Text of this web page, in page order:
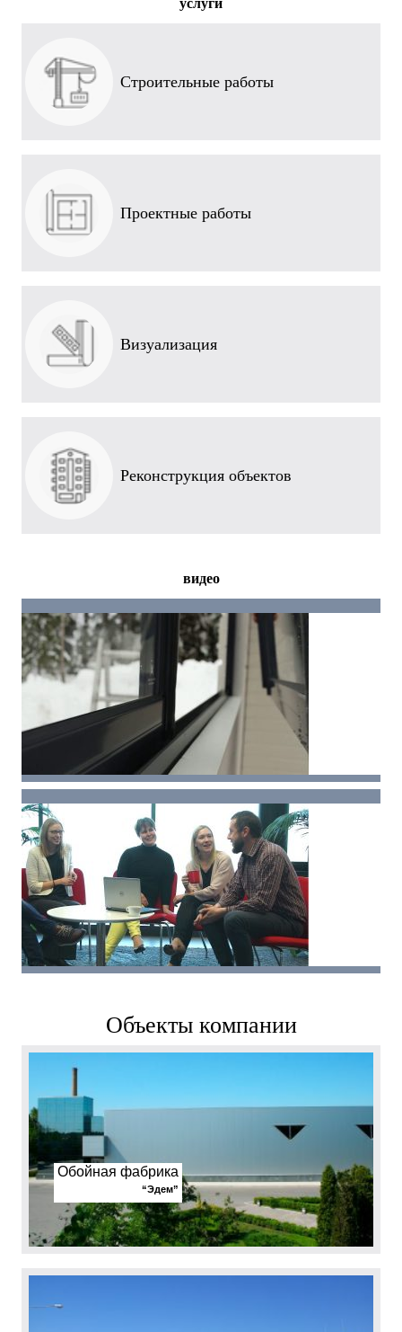
услуги
Строительные работы
Проектные работы
Визуализация
Реконструкция объектов
видео
Объекты компании
Обойная фабрика
“Эдем”